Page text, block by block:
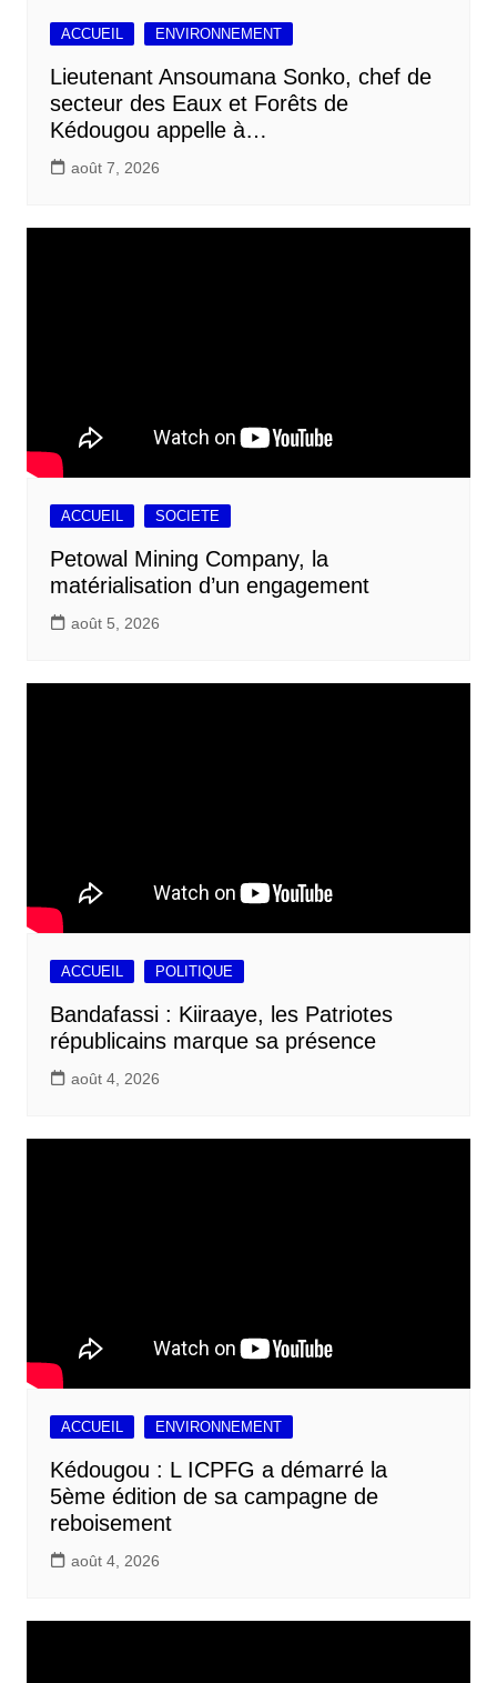
ACCUEIL ENVIRONNEMENT
Lieutenant Ansoumana Sonko, chef de
secteur des Eaux et Forêts de
Kédougou appelle à…
août 7, 2026
ACCUEIL SOCIETE
Petowal Mining Company, la
matérialisation d’un engagement
août 5, 2026
ACCUEIL POLITIQUE
Bandafassi : Kiiraaye, les Patriotes
républicains marque sa présence
août 4, 2026
ACCUEIL ENVIRONNEMENT
Kédougou : L ICPFG a démarré la
5ème édition de sa campagne de
reboisement
août 4, 2026